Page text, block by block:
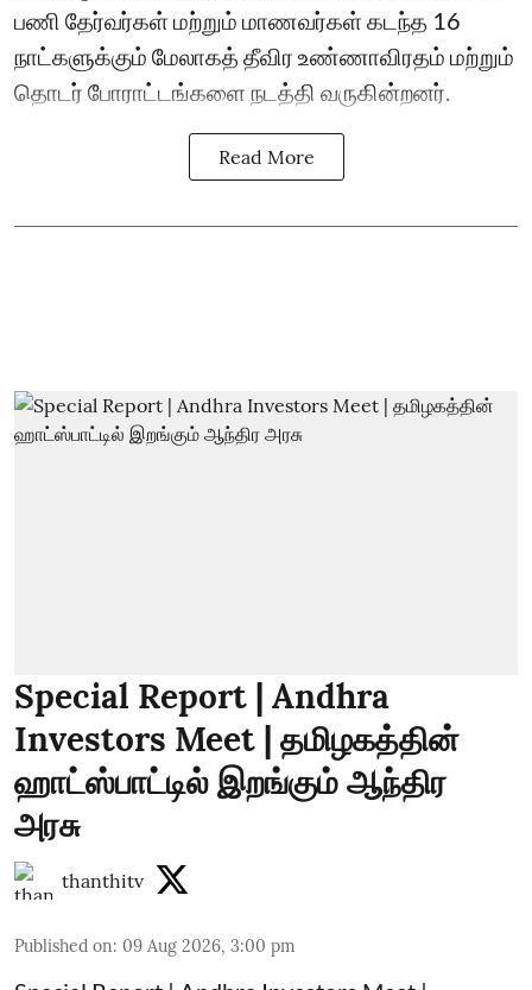
பணி தேர்வர்கள் மற்றும் மாணவர்கள் கடந்த 16
நாட்களுக்கும் மேலாகத் தீவிர உண்ணாவிரதம் மற்றும்
தொடர் போராட்டங்களை நடத்தி வருகின்றனர்.
Read More
Special Report | Andhra
Investors Meet | தமிழகத்தின்
ஹாட்ஸ்பாட்டில் இறங்கும் ஆந்திர
அரசு
thanthitv
Published on: 09 Aug 2026, 3:00 pm